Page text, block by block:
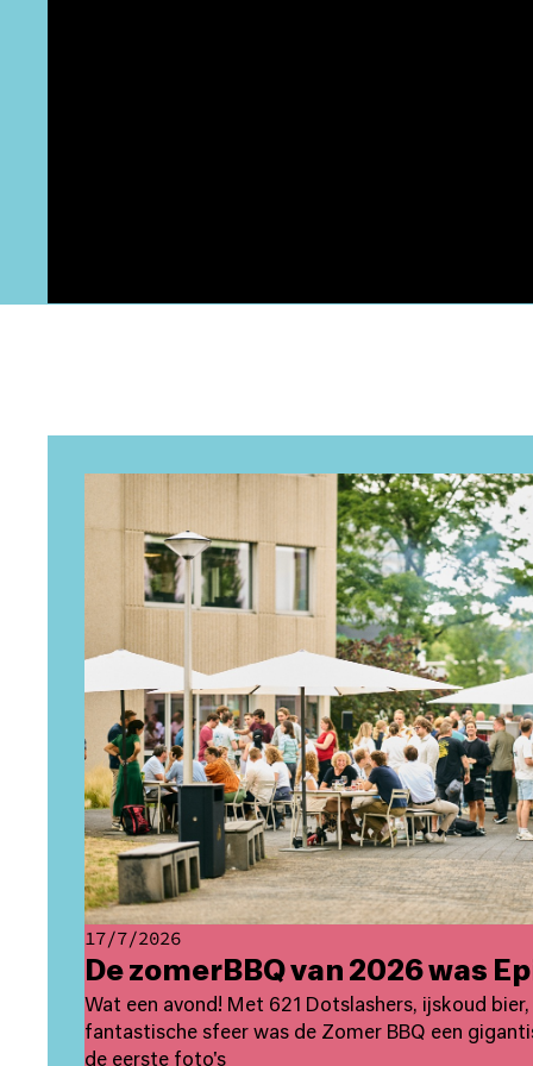
17/7/2026
De zomerBBQ van 2026 was
Wat een avond! Met 621 Dotslashers, ijskoud
fantastische sfeer was de Zomer BBQ een
de eerste foto's